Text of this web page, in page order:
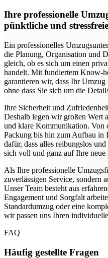
Ihre professionelle
pünktliche und
Ein professionelles
die Planung, Organisation und
gleich, ob es sich um einen
handelt. Mit fundiertem Know-
garantieren wir, dass Ihr
ohne dass Sie sich um die
Ihre Sicherheit und
Deshalb legen wir großen Wert
und klare Kommunikation. Von
Packung bis hin zum Aufbau in
dafür, dass alles reibungslos
sich voll und ganz auf Ihre neue
Als Ihre professionelle
zuverlässigen Service, sondern
Unser Team besteht aus
Engagement und Sorgfalt
Standardumzug oder eine
wir passen uns Ihren
FAQ
Häufig gestellte Fragen